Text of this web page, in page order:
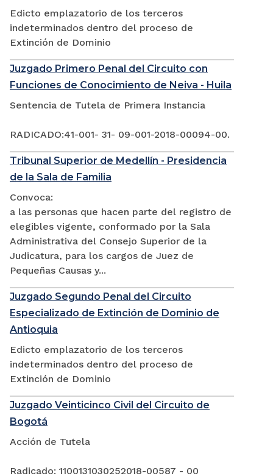
Edicto emplazatorio de los terceros
indeterminados dentro del proceso de
Extinción de Dominio
Juzgado Primero Penal del Circuito con
Funciones de Conocimiento de Neiva - Huila
Sentencia de Tutela de Primera Instancia
RADICADO:41-001- 31- 09-001-2018-00094-00.
Tribunal Superior de Medellín - Presidencia
de la Sala de Familia
Convoca:
a las personas que hacen parte del registro de
elegibles vigente, conformado por la Sala
Administrativa del Consejo Superior de la
Judicatura, para los cargos de Juez de
Pequeñas Causas y...
Juzgado Segundo Penal del Circuito
Especializado de Extinción de Dominio de
Antioquia
Edicto emplazatorio de los terceros
indeterminados dentro del proceso de
Extinción de Dominio
Juzgado Veinticinco Civil del Circuito de
Bogotá
Acción de Tutela
Radicado: 1100131030252018-00587 - 00